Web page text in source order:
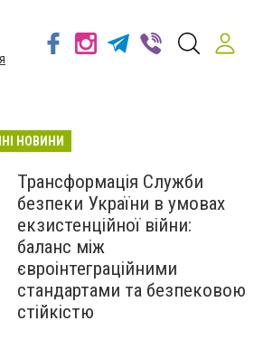
НОВИНИ
Трансформація Служби
безпеки України в умовах
екзистенційної війни:
баланс між
євроінтеграційними
стандартами та безпековою
стійкістю